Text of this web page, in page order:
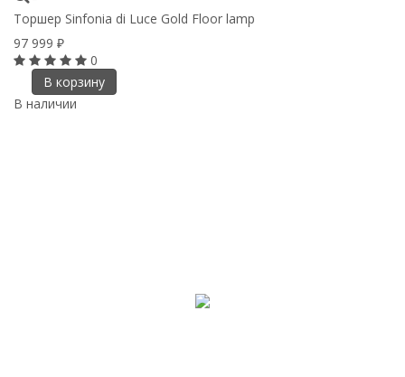
Торшер Sinfonia di Luce Gold Floor lamp
97 999 ₽
0
В корзину
В наличии